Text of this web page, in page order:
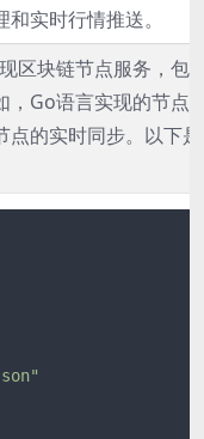
实时行情推送。
区块链节点服务，包
，Go语言实现的节点
点的实时同步。以下